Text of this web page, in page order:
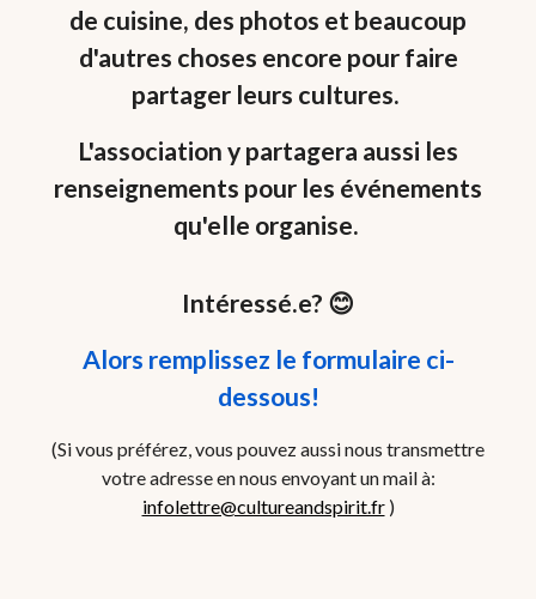
de cuisine, des photos et beaucoup
d'autres choses encore pour faire
partager leurs cultures.
L'association y partagera aussi les
renseignements pour les événements
qu'elle organise.
Intéressé.e? 😊
Alors remplissez le formulaire ci-
dessous!
(Si vous préférez, vous pouvez aussi nous transmettre
votre adresse en nous envoyant un mail à:
infolettre@cultureandspirit.fr)